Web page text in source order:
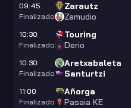
09:45
Finalizado
Zarautz
Zamudio
10:30
Finalizado
Touring
Derio
10:30
Finalizado
Aretxabaleta
Santurtzi
11:00
Finalizado
Añorga
Pasaia KE